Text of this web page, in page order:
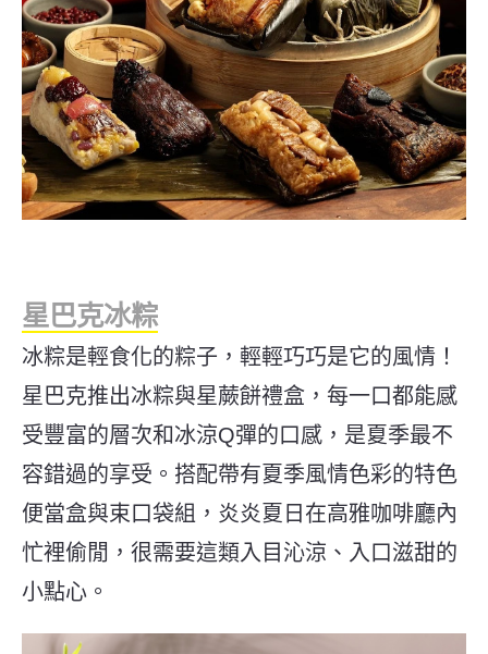
星巴克冰粽
冰粽是輕食化的粽子，輕輕巧巧是它的風情！
星巴克推出冰粽與星蕨餅禮盒，每一口都能感
受豐富的層次和冰涼Q彈的口感，是夏季最不
容錯過的享受。搭配帶有夏季風情色彩的特色
便當盒與束口袋組 ，炎炎夏日在高雅咖啡廳內
忙裡偷閒，很需要這類入目沁涼、入口滋甜的
小點心。